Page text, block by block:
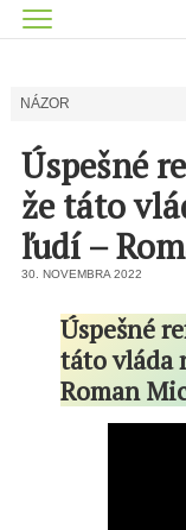
NÁZOR
Úspešné
že táto
ľudí –
30. NOVEMBRA 2022
Úspešné
táto vláda
Roman